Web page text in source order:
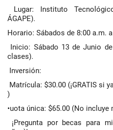
Lugar: Instituto
ÁGAPE).
Horario: Sábados de 8:00 a.m.
Inicio: Sábado 13 de Junio
clases).
Inversión:
Matrícula: $30.00 (¡GRATIS si
)
•uota única: $65.00 (No incluye
¡Pregunta por becas para